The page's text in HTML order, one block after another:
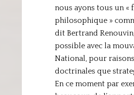
nous ayons tous un «
philosophique »
dit Bertrand
possible avec la
National, pour
doctrinales que
En ce moment par